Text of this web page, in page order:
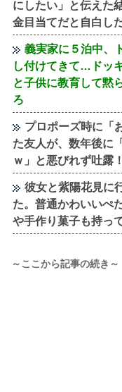
にしたい」と伝えた
金目当てだと自白し
義実家に５泊中、
し付けてきて…ドッ
と子供に教育して黙
ろ
プロポーズ時に「
た友人が、数年後に
ｗ」と悪びれず吐露
彼女と紫陽花見に
た。普通かわいいぺ
や手作り菓子も持っ
～ここから記事の続き～